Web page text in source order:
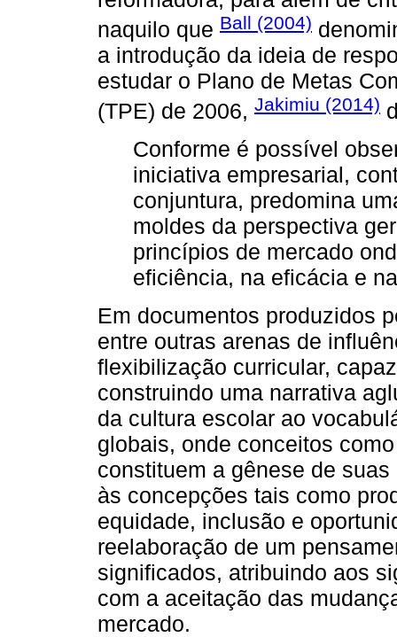
naquilo que Ball (2004)
a introdução da ideia de
estudar o Plano de Metas
(TPE) de 2006, Jakimiu (2014)
Conforme é possível
iniciativa empresarial,
conjuntura, predomina
moldes da perspectiva
princípios de mercado
eficiência, na eficácia e
Em documentos produzidos
entre outras arenas de
flexibilização curricular,
construindo uma narrativa
da cultura escolar ao
globais, onde conceitos
constituem a gênese de
às concepções tais como
equidade, inclusão e
reelaboração de um
significados, atribuindo aos
com a aceitação das
mercado.